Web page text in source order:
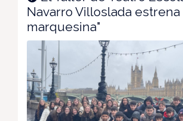
Navarro Villoslada estrena
marquesina"